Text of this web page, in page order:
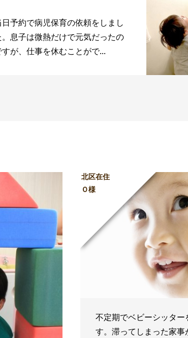
日予約で病児保育の依頼をしまし
。息子は微熱だけで元気だったの
すが、仕事を休むことがで...
北区在住
Ｏ様
不定期でベビーシッター
す。滞ってしまった家